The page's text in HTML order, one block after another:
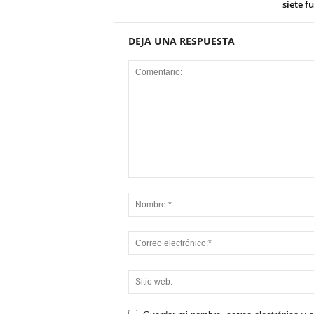
siete
DEJA UNA RESPUESTA